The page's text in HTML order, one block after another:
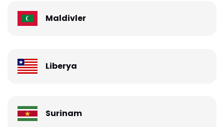
Maldivler
Liberya
Surinam